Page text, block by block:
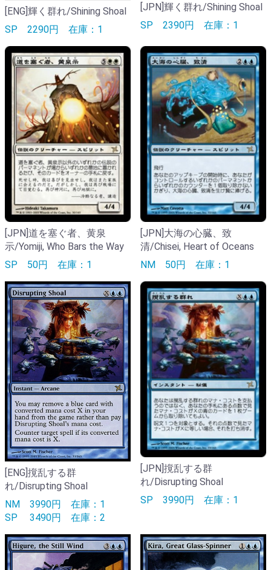
[ENG]輝く群れ/Shining Shoal
SP 2290円 在庫：1
[JPN]輝く群れ/Shining Shoal
SP 2390円 在庫：1
[JPN]道を塞ぐ者、黄泉
示/Yomiji, Who Bars the Way
SP 50円 在庫：1
[JPN]大海の心臓、致
清/Chisei, Heart of Oceans
NM 50円 在庫：1
[ENG]撹乱する群
れ/Disrupting Shoal
NM 3990円 在庫：1
SP
3490円 在庫：2
[JPN]撹乱する群
れ/Disrupting Shoal
SP 3990円 在庫：1